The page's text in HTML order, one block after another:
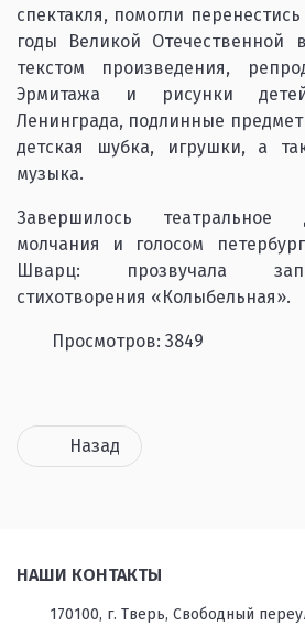
спектакля, помогли
годы Великой Отечественной
текстом произведения,
Эрмитажа и рисунки
Ленинграда, подлинные
детская шубка, игрушки, а
музыка.
Завершилось театральное
молчания и голосом
Шварц: прозвучала
стихотворения «Колыбельная».
Просмотров: 3849
Назад
НАШИ КОНТАКТЫ
170100, г. Тверь, Свободный